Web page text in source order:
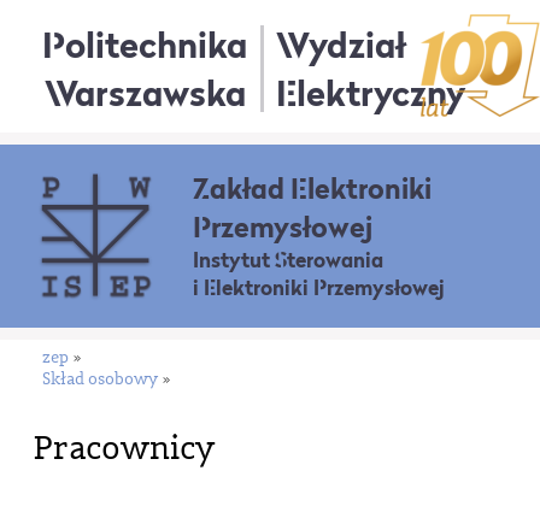
Politechnika
Warszawska
Wydział
Elektryczny
Zakład Elektroniki
Przemysłowej
Instytut Sterowania
i Elektroniki Przemysłowej
zep »
Skład osobowy »
Pracownicy